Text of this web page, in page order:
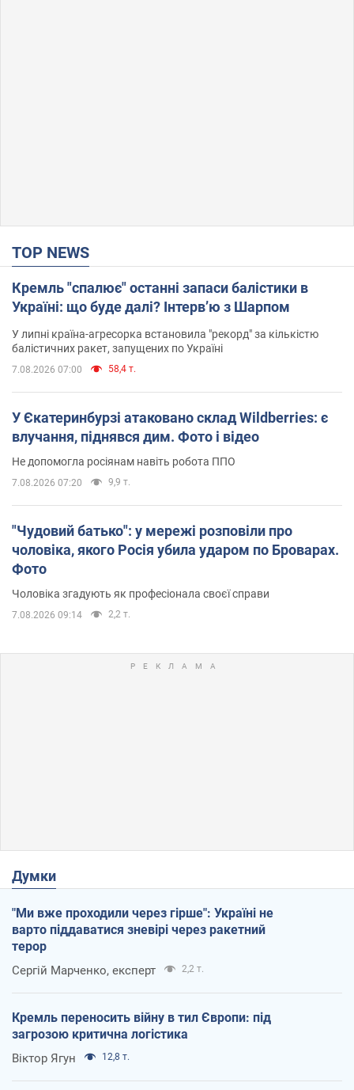
TOP NEWS
Кремль "спалює" останні запаси балістики в
Україні: що буде далі? Інтерв’ю з Шарпом
У липні країна-агресорка встановила "рекорд" за кількістю
балістичних ракет, запущених по Україні
7.08.2026 07:00 58,4 т.
У Єкатеринбурзі атаковано склад Wildberries: є
влучання, піднявся дим. Фото і відео
Не допомогла росіянам навіть робота ППО
7.08.2026 07:20 9,9 т.
"Чудовий батько": у мережі розповіли про
чоловіка, якого Росія убила ударом по Броварах.
Фото
Чоловіка згадують як професіонала своєї справи
7.08.2026 09:14 2,2 т.
Думки
"Ми вже проходили через гірше": Україні не
варто піддаватися зневірі через ракетний
терор
Сергій Марченко, експерт 2,2 т.
Кремль переносить війну в тил Європи: під
загрозою критична логістика
Віктор Ягун 12,8 т.